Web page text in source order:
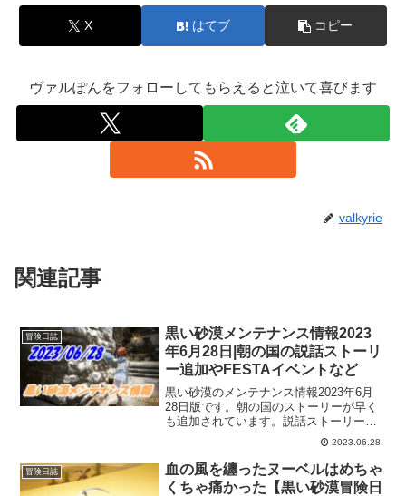
X はてブ コピー
ヴァルぽんをフォローしてもらえると泣いて喜びます
valkyrie
関連記事
冒険日誌
黒い砂漠メンテナンス情報2023
年6月28日|朝の国の説話ストーリ
ー追加やFESTAイベントなど
黒い砂漠のメンテナンス情報2023年6月
28日版です。朝の国のストーリーが早く
も追加されています。説話ストーリーに
物語図鑑も。こういうのって、ついつい
全部埋めたくなってしまうので、張り切
って進めたくなりますねｗあと、今週の
土曜日FESTA関連のイベントなど。
2023.06.28
冒険日誌
血の風を纏ったヌーベルはめちゃ
くちゃ痛かった【黒い砂漠冒険日